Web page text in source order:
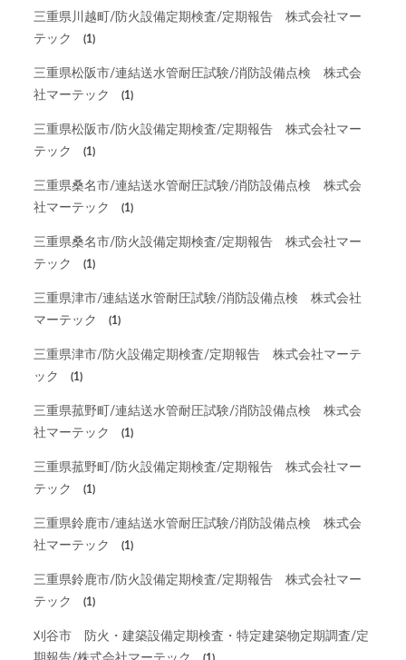
三重県川越町/防火設備定期検査/定期報告 株式会社マー
テック
(1)
三重県松阪市/連結送水管耐圧試験/消防設備点検 株式会
社マーテック
(1)
三重県松阪市/防火設備定期検査/定期報告 株式会社マー
テック
(1)
三重県桑名市/連結送水管耐圧試験/消防設備点検 株式会
社マーテック
(1)
三重県桑名市/防火設備定期検査/定期報告 株式会社マー
テック
(1)
三重県津市/連結送水管耐圧試験/消防設備点検 株式会社
マーテック
(1)
三重県津市/防火設備定期検査/定期報告 株式会社マーテ
ック
(1)
三重県菰野町/連結送水管耐圧試験/消防設備点検 株式会
社マーテック
(1)
三重県菰野町/防火設備定期検査/定期報告 株式会社マー
テック
(1)
三重県鈴鹿市/連結送水管耐圧試験/消防設備点検 株式会
社マーテック
(1)
三重県鈴鹿市/防火設備定期検査/定期報告 株式会社マー
テック
(1)
刈谷市 防火・建築設備定期検査・特定建築物定期調査/定